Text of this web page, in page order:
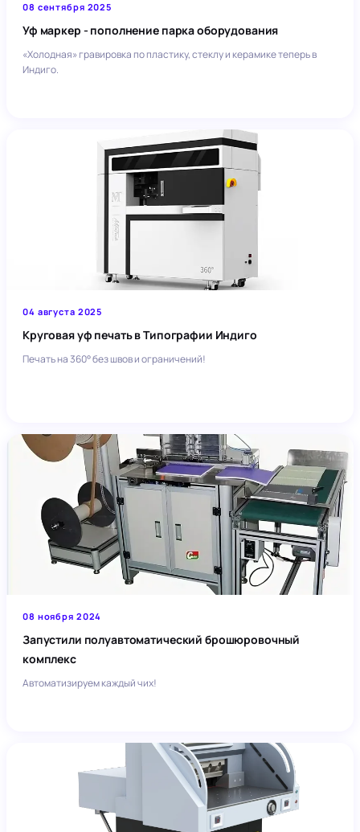
08 сентября 2025
Уф маркер - пополнение парка оборудования
«Холодная» гравировка по пластику, стеклу и керамике теперь в
Индиго.
04 августа 2025
Круговая уф печать в Типографии Индиго
Печать на 360° без швов и ограничений!
08 ноября 2024
Запустили полуавтоматический брошюровочный
комплекс
Автоматизируем каждый чих!